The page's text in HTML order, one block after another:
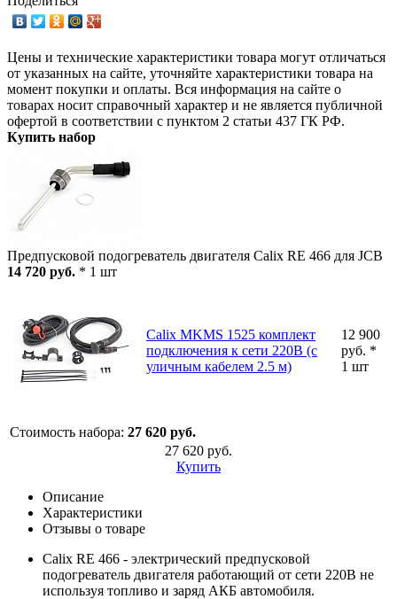
Цены и технические характеристики товара могут отличаться
от указанных на сайте, уточняйте характеристики товара на
момент покупки и оплаты. Вся информация на сайте о
товарах носит справочный характер и не является публичной
офертой в соответствии с пунктом 2 статьи 437 ГК РФ.
Купить набор
Предпусковой подогреватель двигателя Calix RE 466 для JCB
14 720 руб. * 1 шт
Calix MKMS 1525 комплект
подключения к сети 220В (с
уличным кабелем 2.5 м)
12 900
руб. *
1 шт
Стоимость набора: 27 620 руб.
27 620 руб.
Купить
Описание
Характеристики
Отзывы о товаре
Calix RE 466 - электрический предпусковой
подогреватель двигателя работающий от сети 220В не
используя топливо и заряд АКБ автомобиля.